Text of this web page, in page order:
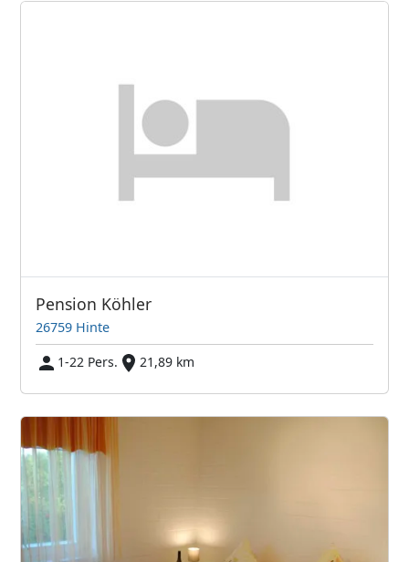
Pension Köhler
26759 Hinte
1-22 Pers.
21,89 km